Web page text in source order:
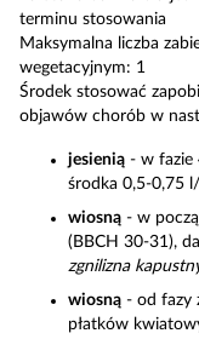
terminu stosowania
Maksymalna liczba
wegetacyjnym: 1
Środek stosować
objawów chorób w
jesienią - w fazie
środka 0,5-0,75 l/
wiosną - w
(BBCH 30-31),
zgnilizna
wiosną - od fazy
płatków